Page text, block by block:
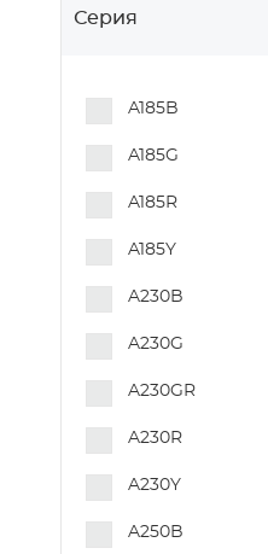
Серия
A185B
A185G
A185R
A185Y
A230B
A230G
A230GR
A230R
A230Y
A250B